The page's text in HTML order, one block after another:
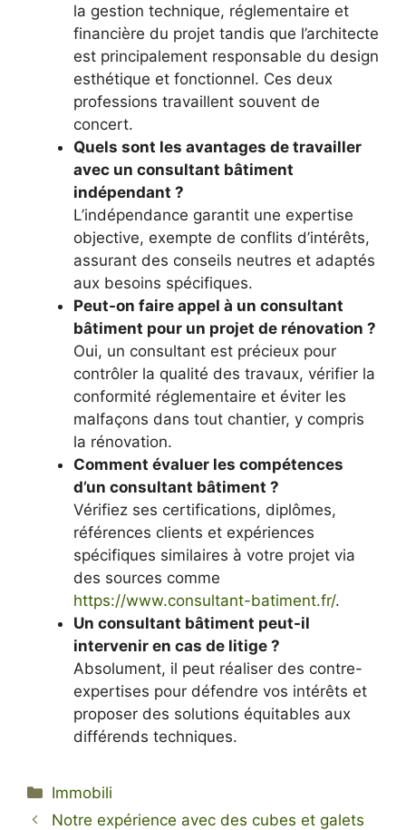
la gestion technique, réglementaire et
financière du projet tandis que l’architecte
est principalement responsable du design
esthétique et fonctionnel. Ces deux
professions travaillent souvent de
concert.
Quels sont les avantages de travailler
avec un consultant bâtiment
indépendant ?
L’indépendance garantit une expertise
objective, exempte de conflits d’intérêts,
assurant des conseils neutres et adaptés
aux besoins spécifiques.
Peut-on faire appel à un consultant
bâtiment pour un projet de rénovation ?
Oui, un consultant est précieux pour
contrôler la qualité des travaux, vérifier la
conformité réglementaire et éviter les
malfaçons dans tout chantier, y compris
la rénovation.
Comment évaluer les compétences
d’un consultant bâtiment ?
Vérifiez ses certifications, diplômes,
références clients et expériences
spécifiques similaires à votre projet via
des sources comme
https://www.consultant-batiment.fr/.
Un consultant bâtiment peut-il
intervenir en cas de litige ?
Absolument, il peut réaliser des contre-
expertises pour défendre vos intérêts et
proposer des solutions équitables aux
différends techniques.
Categorie
Immobili
Notre expérience avec des cubes et galets